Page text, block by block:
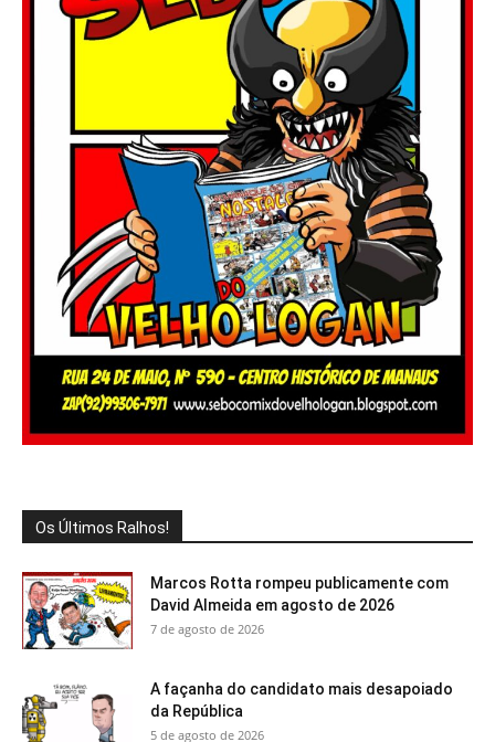
Os Últimos Ralhos!
Marcos Rotta rompeu publicamente com
David Almeida em agosto de 2026
7 de agosto de 2026
A façanha do candidato mais desapoiado
da República
5 de agosto de 2026